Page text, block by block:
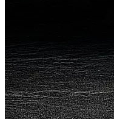
Chianina
|
Toskana
Blonda
Espanola